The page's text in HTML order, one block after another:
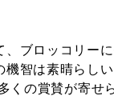
ブロッコリー
智は素晴らし
の賞賛が寄せ